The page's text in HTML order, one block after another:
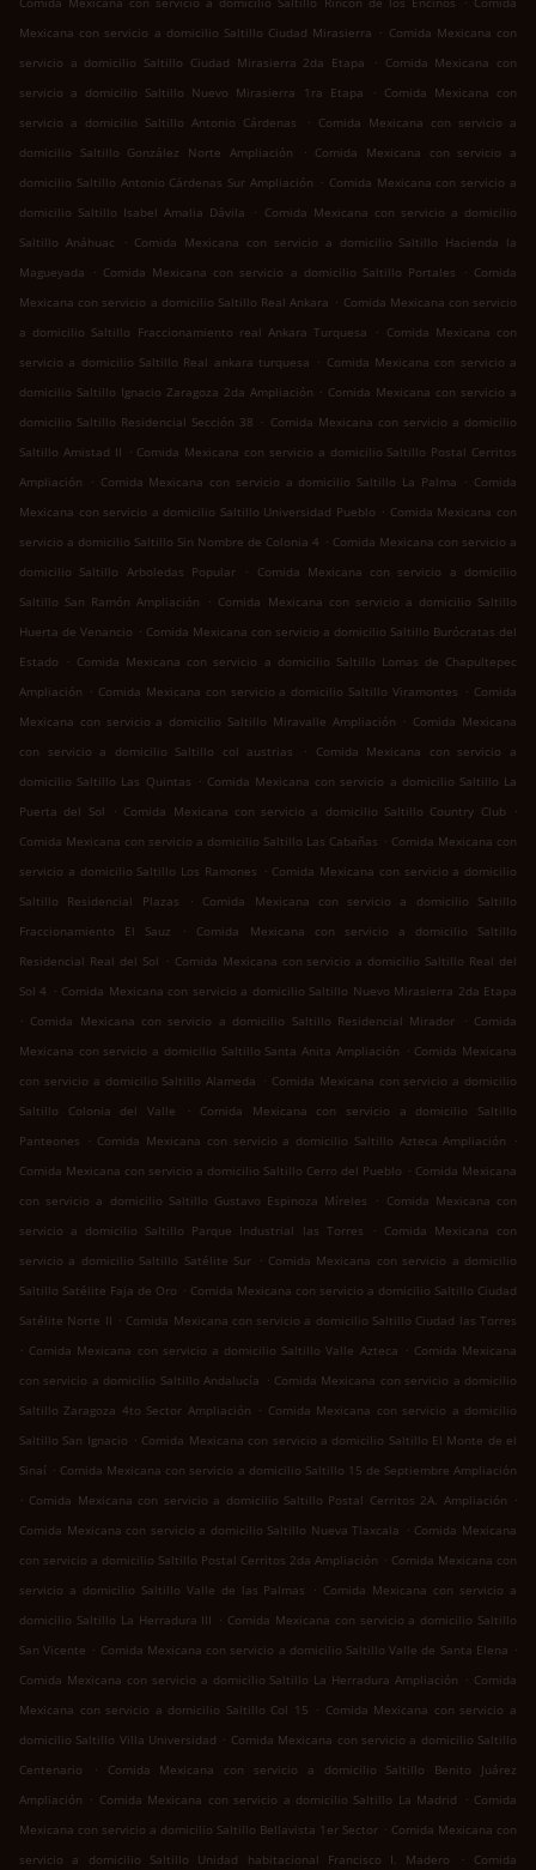
Mexicana con servicio a domicilio Saltillo Ciudad Mirasierra . Comida Mexicana con
servicio a domicilio Saltillo Ciudad Mirasierra 2da Etapa
. Comida Mexicana con
servicio a domicilio Saltillo Nuevo Mirasierra 1ra Etapa
. Comida Mexicana con
servicio a domicilio Saltillo Antonio Cárdenas
. Comida Mexicana con servicio a
domicilio Saltillo González Norte Ampliación
. Comida Mexicana con servicio a
domicilio Saltillo Antonio Cárdenas Sur Ampliación . Comida Mexicana con servicio a
domicilio Saltillo Isabel Amalia Dávila
. Comida Mexicana con servicio a domicilio
Saltillo Anáhuac
. Comida Mexicana con servicio a domicilio Saltillo Hacienda la
Magueyada
. Comida Mexicana con servicio a domicilio Saltillo Portales . Comida
Mexicana con servicio a domicilio Saltillo Real Ankara . Comida Mexicana con servicio
a domicilio Saltillo Fraccionamiento real Ankara Turquesa
. Comida Mexicana con
servicio a domicilio Saltillo Real ankara turquesa . Comida Mexicana con servicio a
domicilio Saltillo Ignacio Zaragoza 2da Ampliación . Comida Mexicana con servicio a
domicilio Saltillo Residencial Sección 38 . Comida Mexicana con servicio a domicilio
Saltillo Amistad II . Comida Mexicana con servicio a domicilio Saltillo Postal Cerritos
Ampliación
. Comida Mexicana con servicio a domicilio Saltillo La Palma . Comida
Mexicana con servicio a domicilio Saltillo Universidad Pueblo . Comida Mexicana con
servicio a domicilio Saltillo Sin Nombre de Colonia 4 . Comida Mexicana con servicio a
domicilio Saltillo Arboledas Popular
.
Comida Mexicana con servicio a domicilio
Saltillo San Ramón Ampliación
. Comida Mexicana con servicio a domicilio Saltillo
Huerta de Venancio . Comida Mexicana con servicio a domicilio Saltillo Burócratas del
Estado
. Comida Mexicana con servicio a domicilio Saltillo Lomas de Chapultepec
Ampliación . Comida Mexicana con servicio a domicilio Saltillo Viramontes . Comida
Mexicana con servicio a domicilio Saltillo Miravalle Ampliación . Comida Mexicana
con servicio a domicilio Saltillo col austrias
.
Comida Mexicana con servicio a
domicilio Saltillo Las Quintas . Comida Mexicana con servicio a domicilio Saltillo La
Puerta del Sol
. Comida Mexicana con servicio a domicilio Saltillo Country Club
.
Comida Mexicana con servicio a domicilio Saltillo Las Cabañas . Comida Mexicana con
servicio a domicilio Saltillo Los Ramones . Comida Mexicana con servicio a domicilio
Saltillo Residencial Plazas
.
Comida Mexicana con servicio a domicilio Saltillo
Fraccionamiento El Sauz
.
Comida Mexicana con servicio a domicilio Saltillo
Residencial Real del Sol . Comida Mexicana con servicio a domicilio Saltillo Real del
Sol 4 . Comida Mexicana con servicio a domicilio Saltillo Nuevo Mirasierra 2da Etapa
. Comida Mexicana con servicio a domicilio Saltillo Residencial Mirador . Comida
Mexicana con servicio a domicilio Saltillo Santa Anita Ampliación . Comida Mexicana
con servicio a domicilio Saltillo Alameda . Comida Mexicana con servicio a domicilio
Saltillo Colonia del Valle
.
Comida Mexicana con servicio a domicilio Saltillo
Panteones
. Comida Mexicana con servicio a domicilio Saltillo Azteca Ampliación
.
Comida Mexicana con servicio a domicilio Saltillo Cerro del Pueblo . Comida Mexicana
con servicio a domicilio Saltillo Gustavo Espinoza Míreles
. Comida Mexicana con
servicio a domicilio Saltillo Parque Industrial las Torres
. Comida Mexicana con
servicio a domicilio Saltillo Satélite Sur . Comida Mexicana con servicio a domicilio
Saltillo Satélite Faja de Oro . Comida Mexicana con servicio a domicilio Saltillo Ciudad
Satélite Norte II . Comida Mexicana con servicio a domicilio Saltillo Ciudad las Torres
. Comida Mexicana con servicio a domicilio Saltillo Valle Azteca . Comida Mexicana
con servicio a domicilio Saltillo Andalucía . Comida Mexicana con servicio a domicilio
Saltillo Zaragoza 4to Sector Ampliación . Comida Mexicana con servicio a domicilio
Saltillo San Ignacio . Comida Mexicana con servicio a domicilio Saltillo El Monte de el
Sinaí . Comida Mexicana con servicio a domicilio Saltillo 15 de Septiembre Ampliación
. Comida Mexicana con servicio a domicilio Saltillo Postal Cerritos 2A. Ampliación .
Comida Mexicana con servicio a domicilio Saltillo Nueva Tlaxcala . Comida Mexicana
con servicio a domicilio Saltillo Postal Cerritos 2da Ampliación . Comida Mexicana con
servicio a domicilio Saltillo Valle de las Palmas
. Comida Mexicana con servicio a
domicilio Saltillo La Herradura III . Comida Mexicana con servicio a domicilio Saltillo
San Vicente . Comida Mexicana con servicio a domicilio Saltillo Valle de Santa Elena .
Comida Mexicana con servicio a domicilio Saltillo La Herradura Ampliación . Comida
Mexicana con servicio a domicilio Saltillo Col 15 . Comida Mexicana con servicio a
domicilio Saltillo Villa Universidad . Comida Mexicana con servicio a domicilio Saltillo
Centenario
.
Comida Mexicana con servicio a domicilio Saltillo Benito Juárez
Ampliación . Comida Mexicana con servicio a domicilio Saltillo La Madrid . Comida
Mexicana con servicio a domicilio Saltillo Bellavista 1er Sector . Comida Mexicana con
servicio a domicilio Saltillo Unidad habitacional Francisco I. Madero
.
Comida